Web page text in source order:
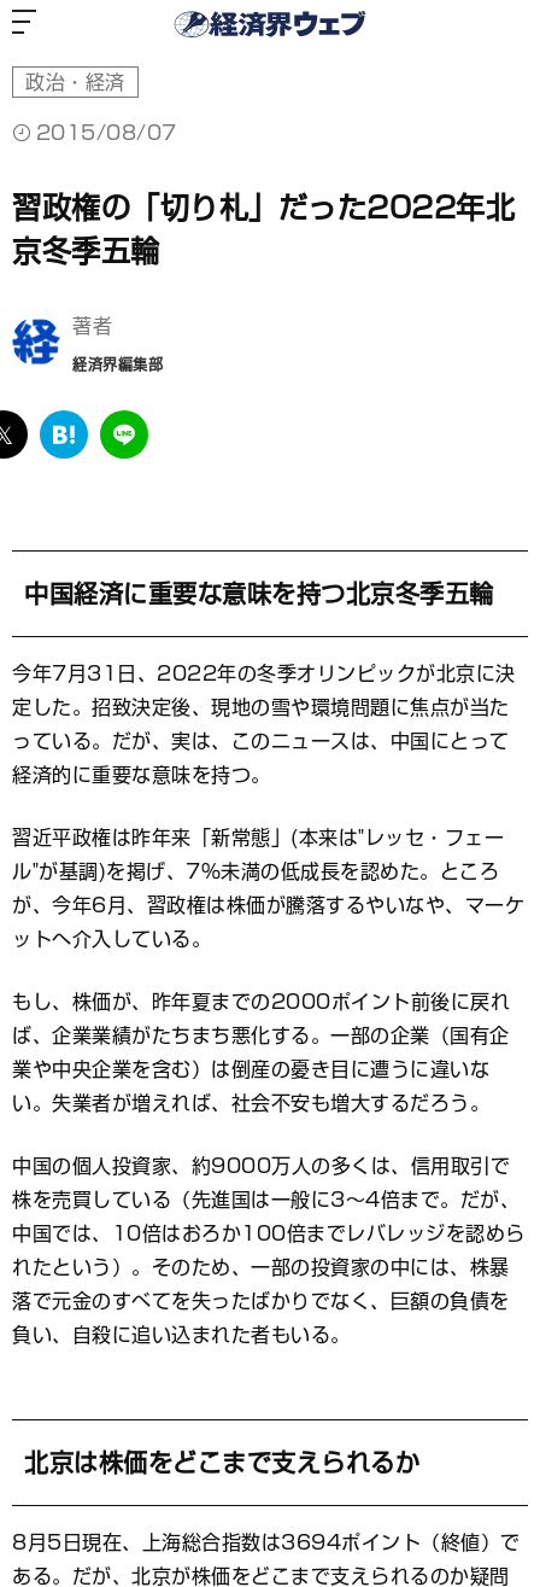
政治・経済
2015/08/07
習政権の「切り札」だった2022年北
京冬季五輪
著者
経済界編集部
twitter
は
マ
ー
ク
LINE
中国経済に重要な意味を持つ北京冬季五輪
今年7月31日、2022年の冬季オリンピックが北京に決
定した。招致決定後、現地の雪や環境問題に焦点が当た
っている。だが、実は、このニュースは、中国にとって
経済的に重要な意味を持つ。
習近平政権は昨年来「新常態」(本来は"レッセ・フェー
ル"が基調)を掲げ、7％未満の低成長を認めた。ところ
が、今年6月、習政権は株価が騰落するやいなや、マーケ
ットへ介入している。
もし、株価が、昨年夏までの2000ポイント前後に戻れ
ば、企業業績がたちまち悪化する。一部の企業（国有企
業や中央企業を含む）は倒産の憂き目に遭うに違いな
い。失業者が増えれば、社会不安も増大するだろう。
中国の個人投資家、約9000万人の多くは、信用取引で
株を売買している（先進国は一般に3～4倍まで。だが、
中国では、10倍はおろか100倍までレバレッジを認めら
れたという）。そのため、一部の投資家の中には、株暴
落で元金のすべてを失ったばかりでなく、巨額の負債を
負い、自殺に追い込まれた者もいる。
北京は株価をどこまで支えられるか
8月5日現在、上海総合指数は3694ポイント（終値）で
ある。だが、北京が株価をどこまで支えられるのか疑問